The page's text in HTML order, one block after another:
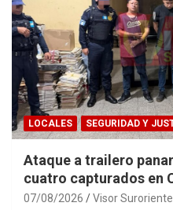
LOCALES SEGURIDAD Y
Ataque a trailero
cuatro capturados en
07/08/2026 Visor Suroriente